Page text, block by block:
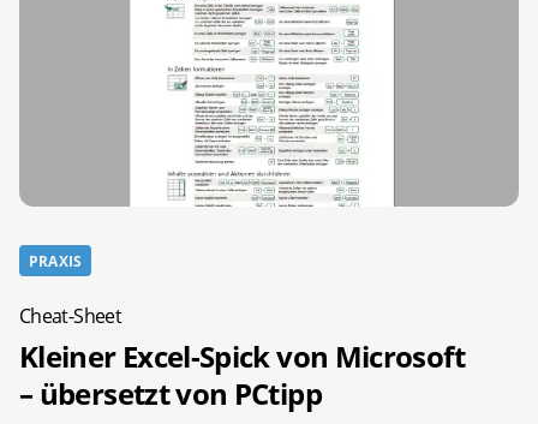
PRAXIS
Cheat-Sheet
Kleiner Excel-Spick von Microsoft
– übersetzt von PCtipp